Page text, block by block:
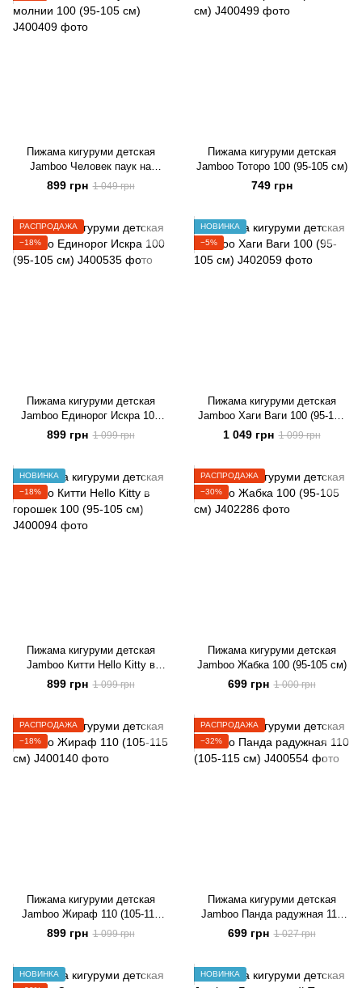
Пижама кигуруми детская
Jamboo Человек паук на
молнии 100 (95-105 см)
899 грн 1 049 грн
Пижама кигуруми детская
Jamboo Тоторо 100 (95-105 см)
749 грн
РАСПРОДАЖА
−18%
Пижама кигуруми детская
Jamboo Единорог Искра 100
(95-105 см)
899 грн 1 099 грн
НОВИНКА
−5%
Пижама кигуруми детская
Jamboo Хаги Ваги 100 (95-105
см)
1 049 грн 1 099 грн
НОВИНКА
−18%
Пижама кигуруми детская
Jamboo Китти Hello Kitty в
горошек 100 (95-105 см)
899 грн 1 099 грн
РАСПРОДАЖА
−30%
Пижама кигуруми детская
Jamboo Жабка 100 (95-105 см)
699 грн 1 000 грн
РАСПРОДАЖА
−18%
Пижама кигуруми детская
Jamboo Жираф 110 (105-115
см)
899 грн 1 099 грн
РАСПРОДАЖА
−32%
Пижама кигуруми детская
Jamboo Панда радужная 110
(105-115 см)
699 грн 1 027 грн
НОВИНКА
НОВИНКА